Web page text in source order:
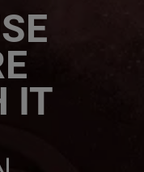
IT